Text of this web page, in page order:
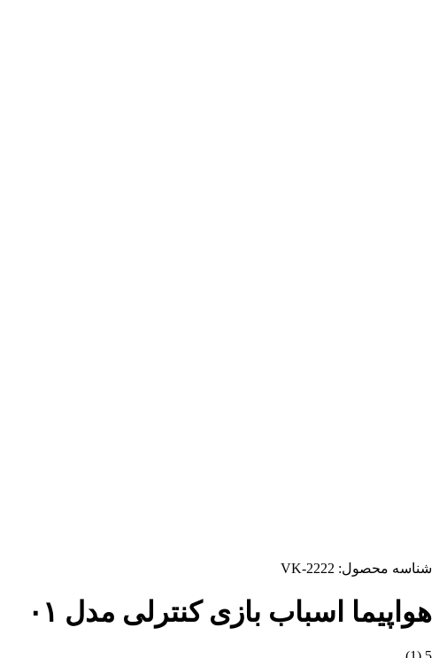
شناسه محصول: VK-2222
هواپیما اسباب بازی کنترلی مدل ۰۱